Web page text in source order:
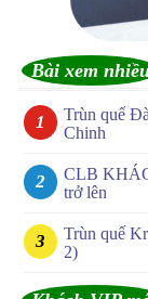
Bài xem
Trùn quế
Chinh
CLB
trở lên
Trùn quế
2)